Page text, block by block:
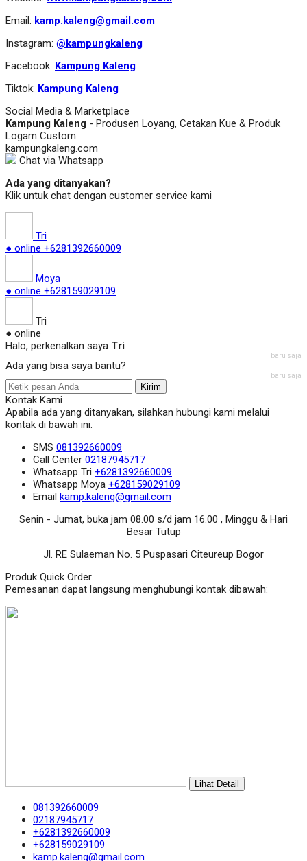
Email: kamp.kaleng@gmail.com
Instagram: @kampungkaleng
Facebook: Kampung Kaleng
Tiktok: Kampung Kaleng
Social Media & Marketplace
Kampung Kaleng - Produsen Loyang, Cetakan Kue & Produk
Logam Custom
kampungkaleng.com
Chat via Whatsapp
Ada yang ditanyakan?
Klik untuk chat dengan customer service kami
Tri
● online +6281392660009
Moya
● online +628159029109
Tri
● online
Halo, perkenalkan saya Tri
baru saja
Ada yang bisa saya bantu?
baru saja
Kirim
Kontak Kami
Apabila ada yang ditanyakan, silahkan hubungi kami melalui
kontak di bawah ini.
SMS 081392660009
Call Center 02187945717
Whatsapp Tri +6281392660009
Whatsapp Moya +628159029109
Email kamp.kaleng@gmail.com
Senin - Jumat, buka jam 08.00 s/d jam 16.00 , Minggu & Hari
Besar Tutup
Jl. RE Sulaeman No. 5 Puspasari Citeureup Bogor
Produk Quick Order
Pemesanan dapat langsung menghubungi kontak dibawah:
Lihat Detail
081392660009
02187945717
+6281392660009
+628159029109
kamp.kaleng@gmail.com